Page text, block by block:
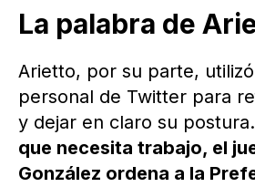
La palabra de
Arietto, por su parte,
personal de Twitter para
y dejar en claro su postura.
que necesita trabajo, el
González ordena a la